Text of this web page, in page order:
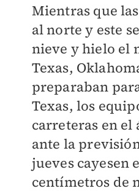
Mientras que
al norte y este
nieve y hielo el
Texas,
preparaban
Texas, los
carreteras en el
ante la
jueves cayesen
centímetros de